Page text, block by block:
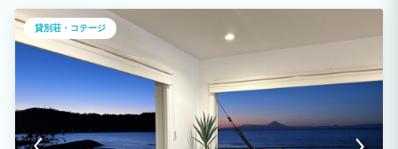
貸別荘・コテージ